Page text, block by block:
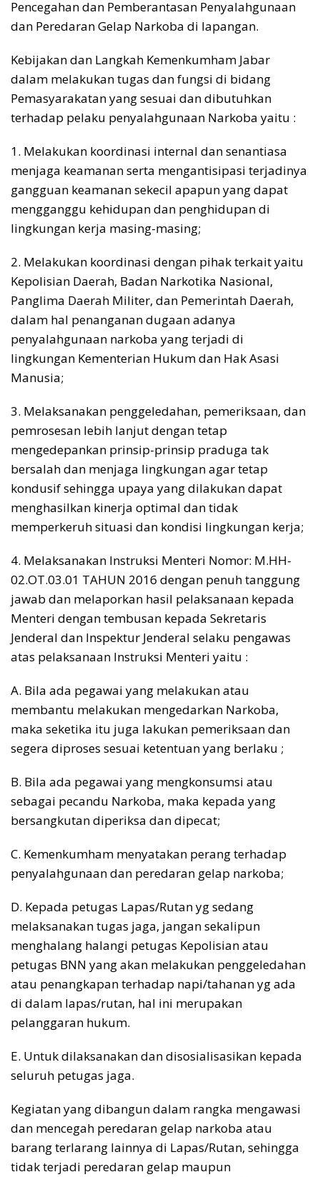
Pencegahan dan Pemberantasan Penyalahgunaan
dan Peredaran Gelap Narkoba di lapangan.
Kebijakan dan Langkah Kemenkumham Jabar
dalam melakukan tugas dan fungsi di bidang
Pemasyarakatan yang sesuai dan dibutuhkan
terhadap pelaku penyalahgunaan Narkoba yaitu :
1. Melakukan koordinasi internal dan senantiasa
menjaga keamanan serta mengantisipasi terjadinya
gangguan keamanan sekecil apapun yang dapat
mengganggu kehidupan dan penghidupan di
lingkungan kerja masing-masing;
2. Melakukan koordinasi dengan pihak terkait yaitu
Kepolisian Daerah, Badan Narkotika Nasional,
Panglima Daerah Militer, dan Pemerintah Daerah,
dalam hal penanganan dugaan adanya
penyalahgunaan narkoba yang terjadi di
lingkungan Kementerian Hukum dan Hak Asasi
Manusia;
3. Melaksanakan penggeledahan, pemeriksaan, dan
pemrosesan lebih lanjut dengan tetap
mengedepankan prinsip-prinsip praduga tak
bersalah dan menjaga lingkungan agar tetap
kondusif sehingga upaya yang dilakukan dapat
menghasilkan kinerja optimal dan tidak
memperkeruh situasi dan kondisi lingkungan kerja;
4. Melaksanakan Instruksi Menteri Nomor: M.HH-
02.OT.03.01 TAHUN 2016 dengan penuh tanggung
jawab dan melaporkan hasil pelaksanaan kepada
Menteri dengan tembusan kepada Sekretaris
Jenderal dan Inspektur Jenderal selaku pengawas
atas pelaksanaan Instruksi Menteri yaitu :
A. Bila ada pegawai yang melakukan atau
membantu melakukan mengedarkan Narkoba,
maka seketika itu juga lakukan pemeriksaan dan
segera diproses sesuai ketentuan yang berlaku ;
B. Bila ada pegawai yang mengkonsumsi atau
sebagai pecandu Narkoba, maka kepada yang
bersangkutan diperiksa dan dipecat;
C. Kemenkumham menyatakan perang terhadap
penyalahgunaan dan peredaran gelap narkoba;
D. Kepada petugas Lapas/Rutan yg sedang
melaksanakan tugas jaga, jangan sekalipun
menghalang halangi petugas Kepolisian atau
petugas BNN yang akan melakukan penggeledahan
atau penangkapan terhadap napi/tahanan yg ada
di dalam lapas/rutan, hal ini merupakan
pelanggaran hukum.
E. Untuk dilaksanakan dan disosialisasikan kepada
seluruh petugas jaga.
Kegiatan yang dibangun dalam rangka mengawasi
dan mencegah peredaran gelap narkoba atau
barang terlarang lainnya di Lapas/Rutan, sehingga
tidak terjadi peredaran gelap maupun